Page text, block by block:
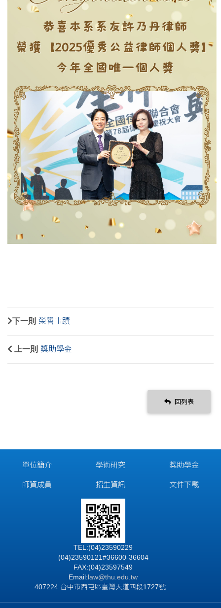
下一則 榮譽事蹟
上一則 獎助學金
回列表
單位簡介
師資成員
學術研究
招生資訊
獎助學金
文件下載
TEL:(04)23590229
(04)23590121#36600-36604
FAX:(04)23597549
Email: law@thu.edu.tw
407224 台中市西屯區臺灣大道四段1727號